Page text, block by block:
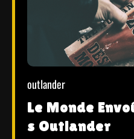
outlander
Le Monde
s Outlander